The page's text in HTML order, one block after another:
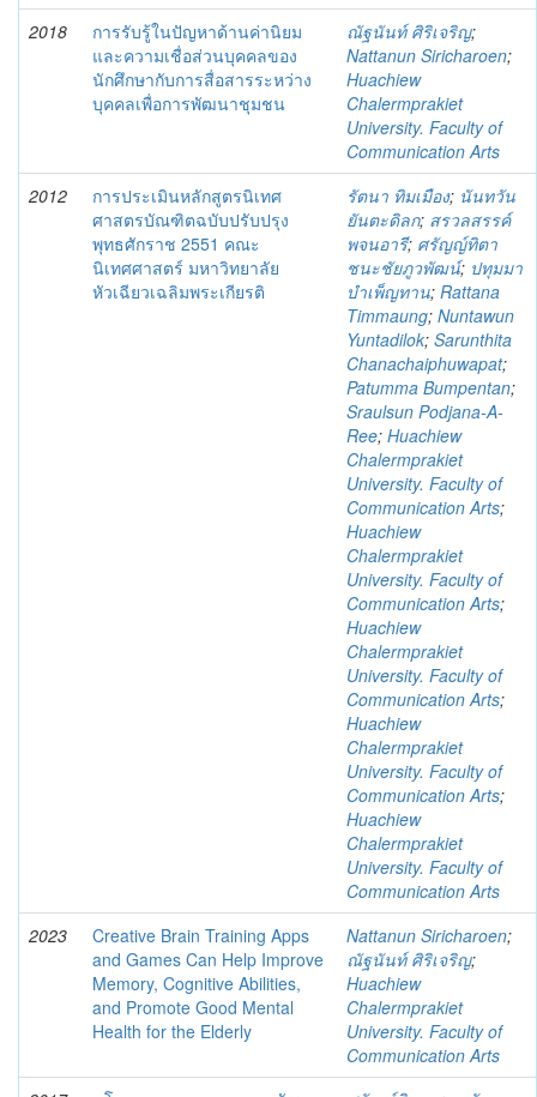
2018
การรับรู้ในปัญหาด้านค่านิยม
และความเชื่อส่วนบุคคลของ
นักศึกษากับการสื่อสารระหว่าง
บุคคลเพื่อการพัฒนาชุมชน
ณัฐนันท์ ศิริเจริญ;
Nattanun Siricharoen;
Huachiew
Chalermprakiet
University. Faculty of
Communication Arts
2012
การประเมินหลักสูตรนิเทศ
ศาสตรบัณฑิตฉบับปรับปรุง
พุทธศักราช 2551 คณะ
นิเทศศาสตร์ มหาวิทยาลัย
หัวเฉียวเฉลิมพระเกียรติ
รัตนา ทิมเมือง; นันทวัน
ยันตะดิลก; สรวลสรรค์
พจนอารี; ศรัญญ์ทิตา
ชนะชัยภูวพัฒน์; ปทุมมา
บำเพ็ญทาน; Rattana
Timmaung; Nuntawun
Yuntadilok; Sarunthita
Chanachaiphuwapat;
Patumma Bumpentan;
Sraulsun Podjana-A-
Ree; Huachiew
Chalermprakiet
University. Faculty of
Communication Arts;
Huachiew
Chalermprakiet
University. Faculty of
Communication Arts;
Huachiew
Chalermprakiet
University. Faculty of
Communication Arts;
Huachiew
Chalermprakiet
University. Faculty of
Communication Arts;
Huachiew
Chalermprakiet
University. Faculty of
Communication Arts
2023
Creative Brain Training Apps
and Games Can Help Improve
Memory, Cognitive Abilities,
and Promote Good Mental
Health for the Elderly
Nattanun Siricharoen;
ณัฐนันท์ ศิริเจริญ;
Huachiew
Chalermprakiet
University. Faculty of
Communication Arts